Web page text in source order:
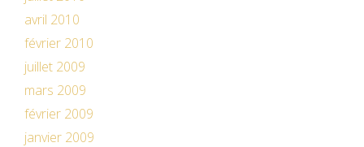
avril 2010
février 2010
juillet 2009
mars 2009
février 2009
janvier 2009